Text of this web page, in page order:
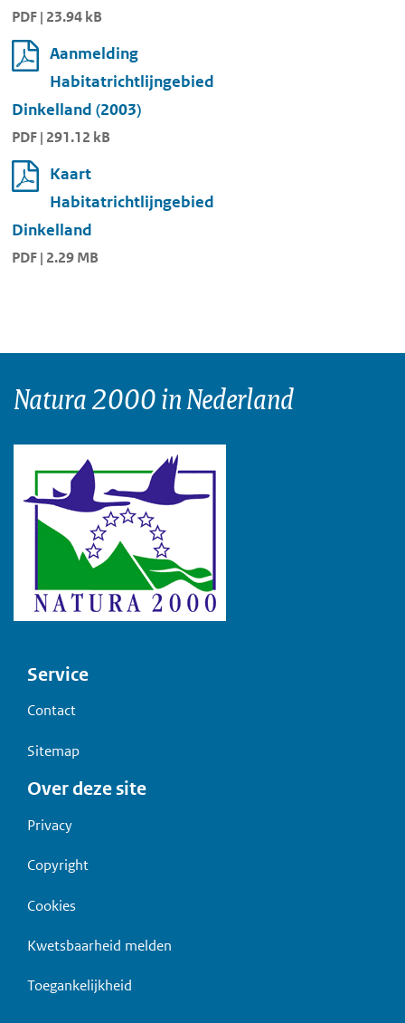
PDF | 23.94 kB
Aanmelding
Habitatrichtlijngebied
Dinkelland (2003)
PDF | 291.12 kB
Kaart
Habitatrichtlijngebied
Dinkelland
PDF | 2.29 MB
Natura 2000 in Nederland
Voet
Service
Contact
Sitemap
Over deze site
Privacy
Copyright
Cookies
Kwetsbaarheid melden
Toegankelijkheid